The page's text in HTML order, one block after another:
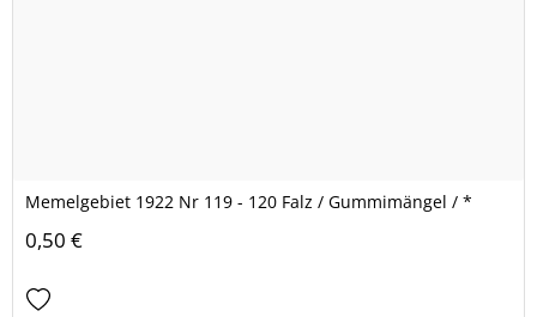
Memelgebiet 1922 Nr 119 - 120 Falz / Gummimängel / *
0,50 €